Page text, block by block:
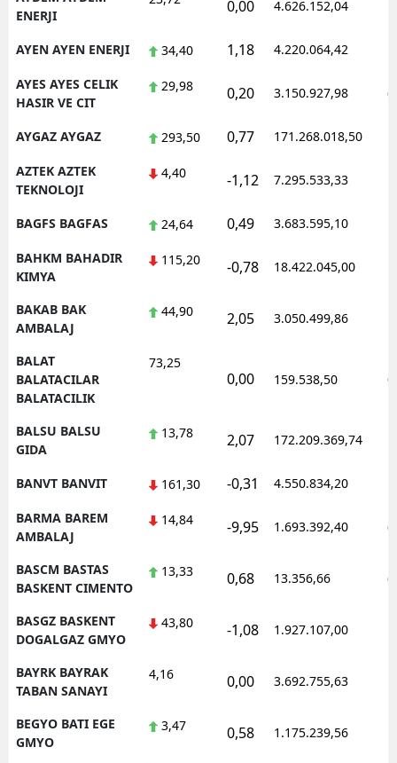
ENERJI
0,00 4.626.152,04
AYEN AYEN ENERJI 34,40 1,18 4.220.064,42
AYES AYES CELIK
HASIR VE CIT
29,98 0,20 3.150.927,98
AYGAZ AYGAZ 293,50 0,77 171.268.018,50
AZTEK AZTEK
TEKNOLOJI
4,40 -1,12 7.295.533,33
BAGFS BAGFAS 24,64 0,49 3.683.595,10
BAHKM BAHADIR
KIMYA
115,20 -0,78 18.422.045,00
BAKAB BAK
AMBALAJ
44,90 2,05 3.050.499,86
BALAT
BALATACILAR
BALATACILIK
73,25
0,00 159.538,50
BALSU BALSU
GIDA
13,78 2,07 172.209.369,74
BANVT BANVIT 161,30 -0,31 4.550.834,20
BARMA BAREM
AMBALAJ
14,84 -9,95 1.693.392,40
BASCM BASTAS
BASKENT CIMENTO
13,33 0,68 13.356,66
BASGZ BASKENT
DOGALGAZ GMYO
43,80 -1,08 1.927.107,00
BAYRK BAYRAK
TABAN SANAYI
4,16 0,00 3.692.755,63
BEGYO BATI EGE
GMYO
3,47 0,58 1.175.239,56